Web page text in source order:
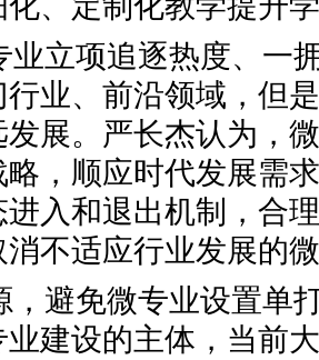
业立项追逐热度、一
业、前沿领域，但
展。严长杰认为，
，顺应时代发展需
入和退出机制，合
消不适应行业发展的
，避免微专业设置单
建设的主体，当前